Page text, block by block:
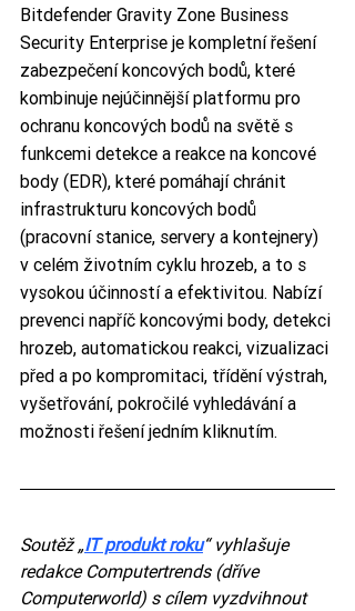
Bitdefender Gravity Zone Business
Security Enterprise je kompletní řešení
zabezpečení koncových bodů, které
kombinuje nejúčinnější platformu pro
ochranu koncových bodů na světě s
funkcemi detekce a reakce na koncové
body (EDR), které pomáhají chránit
infrastrukturu koncových bodů
(pracovní stanice, servery a kontejnery)
v celém životním cyklu hrozeb, a to s
vysokou účinností a efektivitou. Nabízí
prevenci napříč koncovými body, detekci
hrozeb, automatickou reakci, vizualizaci
před a po kompromitaci, třídění výstrah,
vyšetřování, pokročilé vyhledávání a
možnosti řešení jedním kliknutím.
Soutěž „IT produkt roku“ vyhlašuje
redakce Computertrends (dříve
Computerworld) s cílem vyzdvihnout